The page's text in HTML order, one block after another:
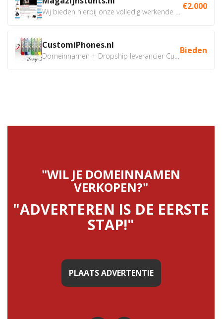
€2.000
CustomiPhones.nl Bieden
"WIL JE DOMEINNAMEN
VERKOPEN?"
"ADVERTEREN IS DE EERSTE
STAP!"
PLAATS ADVERTENTIE